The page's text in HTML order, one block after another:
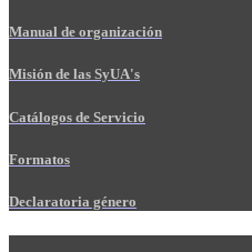
Manual de organización
Misión de las SyUA's
Catálogos de Servicio
Formatos
Declaratoria género